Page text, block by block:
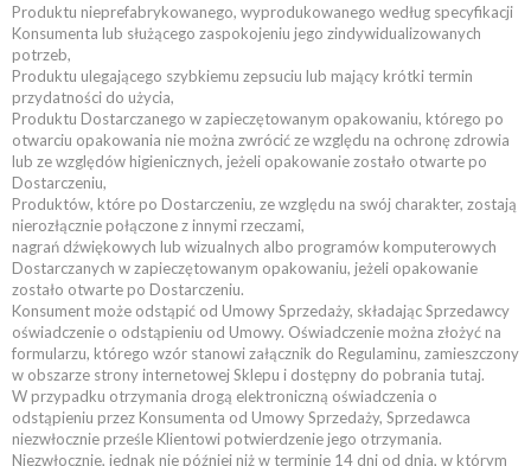
Produktu nieprefabrykowanego, wyprodukowanego według specyfikacji
Konsumenta lub służącego zaspokojeniu jego zindywidualizowanych
potrzeb,
Produktu ulegającego szybkiemu zepsuciu lub mający krótki termin
przydatności do użycia,
Produktu Dostarczanego w zapieczętowanym opakowaniu, którego po
otwarciu opakowania nie można zwrócić ze względu na ochronę zdrowia
lub ze względów higienicznych, jeżeli opakowanie zostało otwarte po
Dostarczeniu,
Produktów, które po Dostarczeniu, ze względu na swój charakter, zostają
nierozłącznie połączone z innymi rzeczami,
nagrań dźwiękowych lub wizualnych albo programów komputerowych
Dostarczanych w zapieczętowanym opakowaniu, jeżeli opakowanie
zostało otwarte po Dostarczeniu.
Konsument może odstąpić od Umowy Sprzedaży, składając Sprzedawcy
oświadczenie o odstąpieniu od Umowy. Oświadczenie można złożyć na
formularzu, którego wzór stanowi załącznik do Regulaminu, zamieszczony
w obszarze strony internetowej Sklepu i dostępny do pobrania tutaj.
W przypadku otrzymania drogą elektroniczną oświadczenia o
odstąpieniu przez Konsumenta od Umowy Sprzedaży, Sprzedawca
niezwłocznie prześle Klientowi potwierdzenie jego otrzymania.
Niezwłocznie, jednak nie później niż w terminie 14 dni od dnia, w którym